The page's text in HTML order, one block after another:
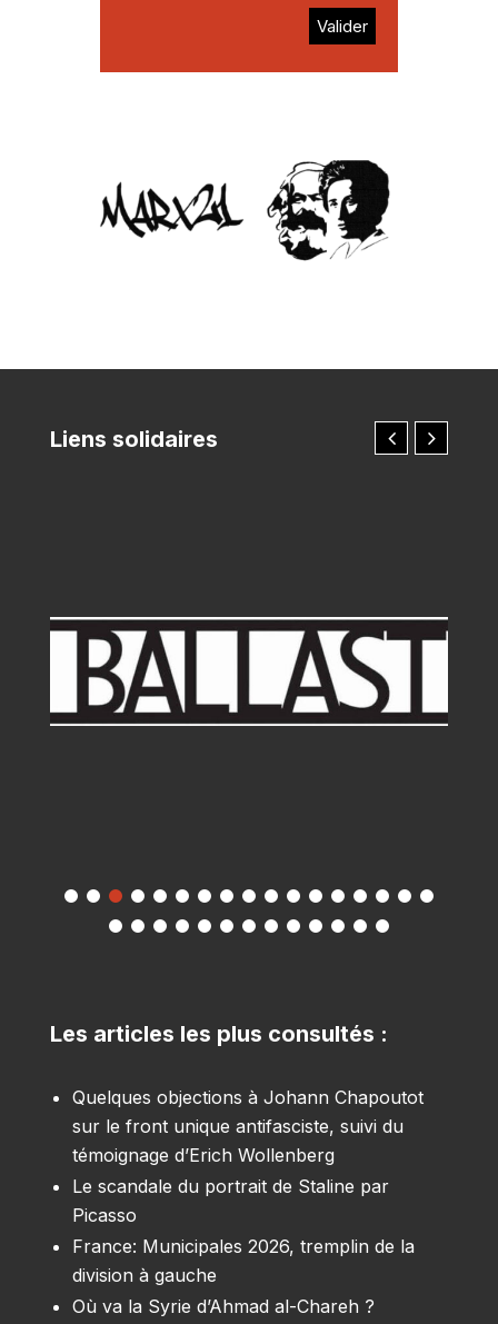
Liens solidaires
Les articles les plus consultés :
Quelques objections à Johann Chapoutot
sur le front unique antifasciste, suivi du
témoignage d’Erich Wollenberg
Le scandale du portrait de Staline par
Picasso
France: Municipales 2026, tremplin de la
division à gauche
Où va la Syrie d’Ahmad al-Chareh ?